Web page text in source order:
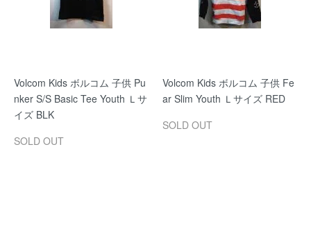
Volcom Kids ボルコム 子供 Pu
nker S/S Basic Tee Youth Ｌサ
イズ BLK
SOLD OUT
Volcom Kids ボルコム 子供 Fe
ar Slim Youth Ｌサイズ RED
SOLD OUT